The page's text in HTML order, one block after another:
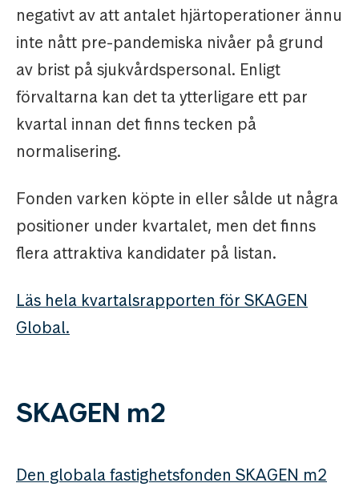
negativt av att antalet hjärtoperationer ännu
inte nått pre-pandemiska nivåer på grund
av brist på sjukvårdspersonal. Enligt
förvaltarna kan det ta ytterligare ett par
kvartal innan det finns tecken på
normalisering.
Fonden varken köpte in eller sålde ut några
positioner under kvartalet, men det finns
flera attraktiva kandidater på listan.
Läs hela kvartalsrapporten för SKAGEN
Global.
SKAGEN m2
Den globala fastighetsfonden SKAGEN m2